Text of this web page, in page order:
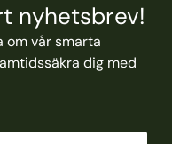
nyhetsbrev!
om vår smarta
dig med